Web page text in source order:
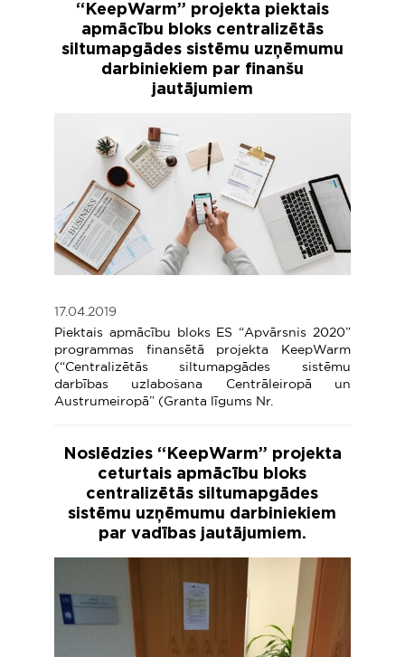
“KeepWarm” projekta piektais
apmācību bloks centralizētās
siltumapgādes sistēmu uzņēmumu
darbiniekiem par finanšu
jautājumiem
17.04.2019
Piektais apmācību bloks ES “Apvārsnis 2020”
programmas finansētā projekta KeepWarm
(“Centralizētās siltumapgādes sistēmu
darbības uzlabošana Centrāleiropā un
Austrumeiropā” (Granta līgums Nr.
Noslēdzies “KeepWarm” projekta
ceturtais apmācību bloks
centralizētās siltumapgādes
sistēmu uzņēmumu darbiniekiem
par vadības jautājumiem.